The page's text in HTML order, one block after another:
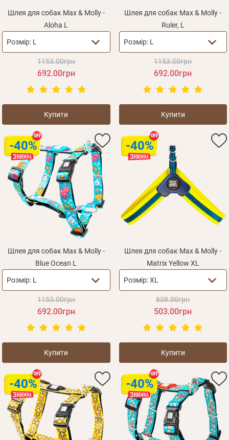
Контакти
+380 (95) 095-00-05
Шлея для собак Max & Molly -
Aloha L
Розмір: L
1153.00грн
692.00грн
Купити
Шлея для собак Max & Molly -
Ruler, L
Розмір: L
1153.00грн
692.00грн
Купити
-40%
Шлея для собак Max & Molly -
Blue Ocean L
Розмір: L
1153.00грн
692.00грн
Купити
-40%
Шлея для собак Max & Molly -
Matrix Yellow XL
Розмір:XL
838.00грн
503.00грн
Купити
-40% -40%